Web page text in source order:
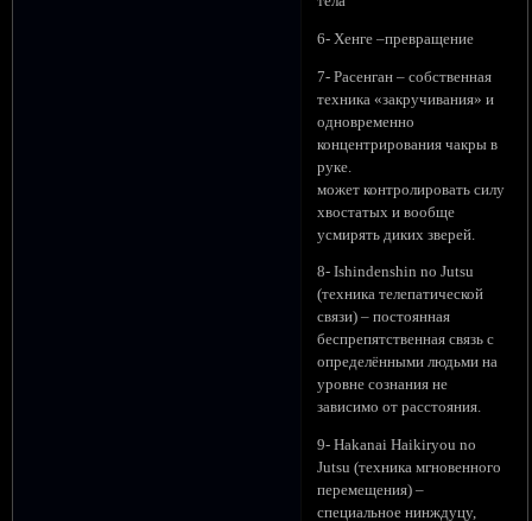
6- Хенге –превращение
7- Расенган – собственная
техника «закручивания» и
одновременно
концентрирования чакры в
руке.
может контролировать силу
хвостатых и вообще
усмирять диких зверей.
8- Ishindenshin no Jutsu
(техника телепатической
связи) – постоянная
беспрепятственная связь с
определёнными людьми на
уровне сознания не
зависимо от расстояния.
9- Hakanai Haikiryou no
Jutsu (техника мгновенного
перемещения) –
специальное нинждуцу,